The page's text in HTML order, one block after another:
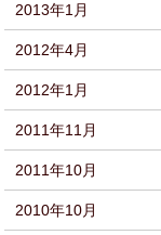
2013年1月
2012年4月
2012年1月
2011年11月
2011年10月
2010年10月